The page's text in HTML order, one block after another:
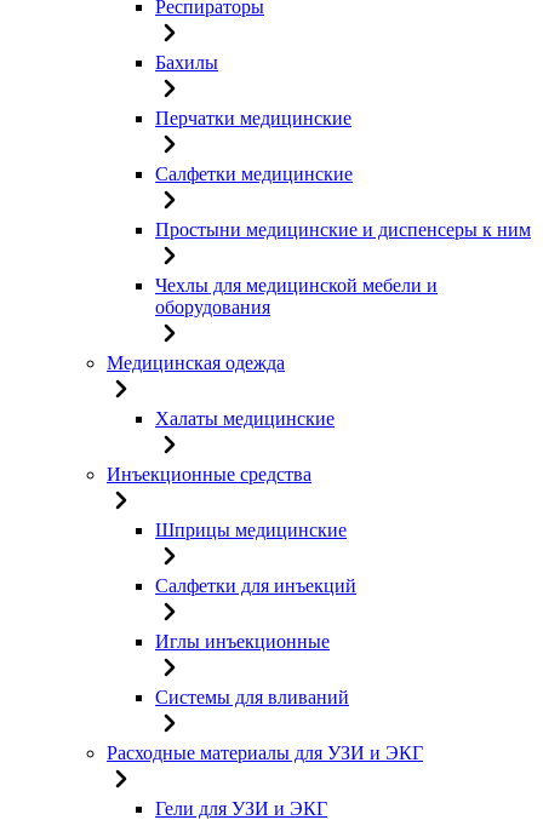
Респираторы
Бахилы
Перчатки медицинские
Салфетки медицинские
Простыни медицинские и диспенсеры к ним
Чехлы для медицинской мебели и
оборудования
Медицинская одежда
Халаты медицинские
Инъекционные средства
Шприцы медицинские
Салфетки для инъекций
Иглы инъекционные
Системы для вливаний
Расходные материалы для УЗИ и ЭКГ
Гели для УЗИ и ЭКГ